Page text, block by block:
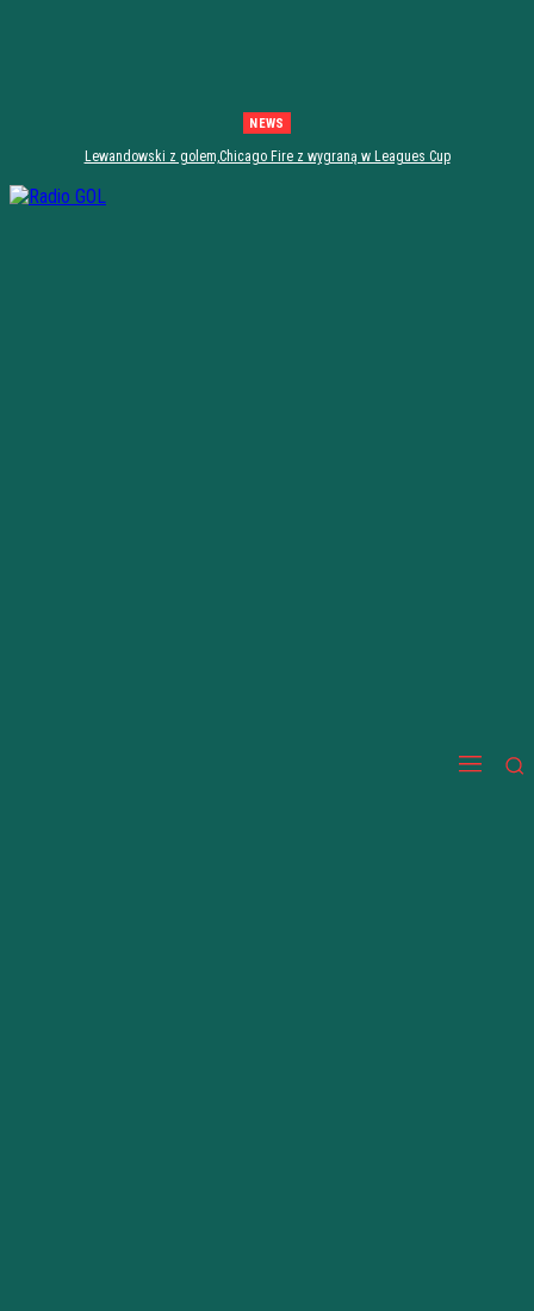
NEWS
Lewandowski z golem,Chicago Fire z wygraną w Leagues Cup